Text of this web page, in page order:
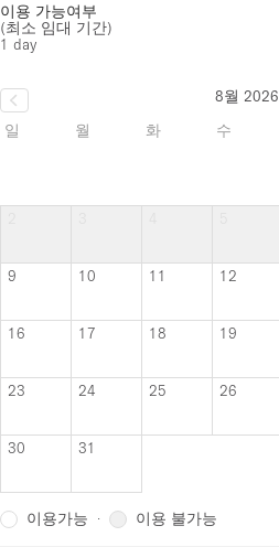
이용 가능여부
(최소 임대 기간)
1 day
8월 2026
일
월 화 수
9 10 11 12
16 17 18 19
23 24 25 26
30 31
이용가능 · 이용 불가능